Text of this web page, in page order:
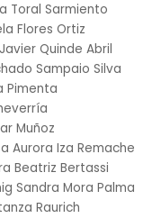
Toral Sarmiento
Flores Ortiz
Quinde Abril
Sampaio Silva
Pimenta
Muñoz
Aurora Iza Remache
Beatriz Bertassi
Sandra Mora Palma
Raurich